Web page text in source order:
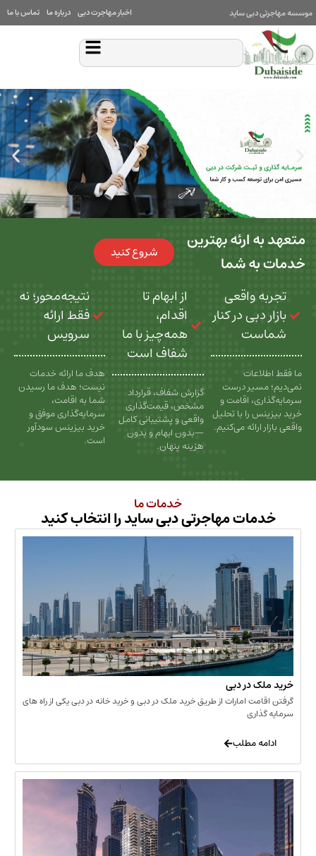
ساید درباره ما تماس با ما
بهترین
شما
شروع کنید
واقعی
در کنار
درست
اقامت و
با تحلیل
می‌کنیم.
از ابهام تا
اقدام،
همه‌چیز با ما
شفاف است
گزارش شفاف، قرارداد
مشخص، قیمت‌گذاری
واقعی و پشتیبانی کامل
—بدون ابهام و بدون
نتیجه‌محور؛ نه
فقط ارائه
سرویس
هدف ما ارائه خدمات
نیست؛ هدف ما رسیدن
شما به اقامت،
سرمایه‌گذاری موفق و
خرید بیزینس سودآور
است.
مهاجرتی دبی ساید را انتخاب کنید
در دبی
امارات از طریق خرید ملک در دبی و خرید خانه در دبی یکی از راه های